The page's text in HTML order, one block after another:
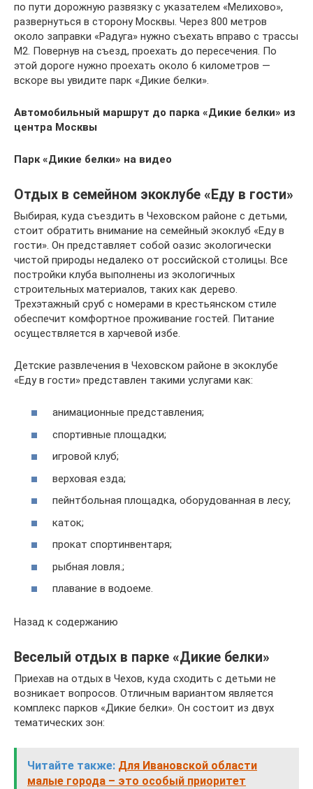
по пути дорожную развязку с указателем «Мелихово»,
развернуться в сторону Москвы. Через 800 метров
около заправки «Радуга» нужно съехать вправо с трассы
М2. Повернув на съезд, проехать до пересечения. По
этой дороге нужно проехать около 6 километров —
вскоре вы увидите парк «Дикие белки».
Автомобильный маршрут до парка «Дикие белки» из
центра Москвы
Парк «Дикие белки» на видео
Отдых в семейном экоклубе «Еду в гости»
Выбирая, куда съездить в Чеховском районе с детьми,
стоит обратить внимание на семейный экоклуб «Еду в
гости». Он представляет собой оазис экологически
чистой природы недалеко от российской столицы. Все
постройки клуба выполнены из экологичных
строительных материалов, таких как дерево.
Трехэтажный сруб с номерами в крестьянском стиле
обеспечит комфортное проживание гостей. Питание
осуществляется в харчевой избе.
Детские развлечения в Чеховском районе в экоклубе
«Еду в гости» представлен такими услугами как:
анимационные представления;
спортивные площадки;
игровой клуб;
верховая езда;
пейнтбольная площадка, оборудованная в лесу;
каток;
прокат спортинвентаря;
рыбная ловля.;
плавание в водоеме.
Назад к содержанию
Веселый отдых в парке «Дикие белки»
Приехав на отдых в Чехов, куда сходить с детьми не
возникает вопросов. Отличным вариантом является
комплекс парков «Дикие белки». Он состоит из двух
тематических зон:
Читайте также: Для Ивановской области
малые города – это особый приоритет